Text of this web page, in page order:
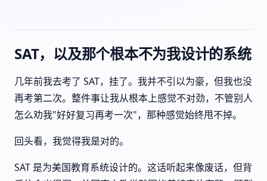
SAT，以及那个根本不为我设计的系统
几年前我去考了 SAT，挂了。我并不引以为豪，但我也没
再考第二次。整件事让我从根本上感觉不对劲，不管别人
怎么劝我"好好复习再考一次"，那种感觉始终甩不掉。
回头看，我觉得我是对的。
SAT 是为美国教育系统设计的。这话听起来像废话，但背